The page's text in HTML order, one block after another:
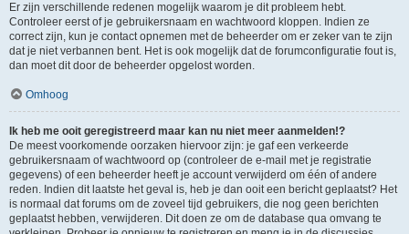
Er zijn verschillende redenen mogelijk waarom je dit probleem hebt.
Controleer eerst of je gebruikersnaam en wachtwoord kloppen. Indien ze
correct zijn, kun je contact opnemen met de beheerder om er zeker van te zijn
dat je niet verbannen bent. Het is ook mogelijk dat de forumconfiguratie fout is,
dan moet dit door de beheerder opgelost worden.
Omhoog
Ik heb me ooit geregistreerd maar kan nu niet meer aanmelden!?
De meest voorkomende oorzaken hiervoor zijn: je gaf een verkeerde
gebruikersnaam of wachtwoord op (controleer de e-mail met je registratie
gegevens) of een beheerder heeft je account verwijderd om één of andere
reden. Indien dit laatste het geval is, heb je dan ooit een bericht geplaatst? Het
is normaal dat forums om de zoveel tijd gebruikers, die nog geen berichten
geplaatst hebben, verwijderen. Dit doen ze om de database qua omvang te